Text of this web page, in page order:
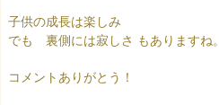
子供の成長は楽しみ
でも 裏側には寂しさ もありますね。
コメントありがとう！